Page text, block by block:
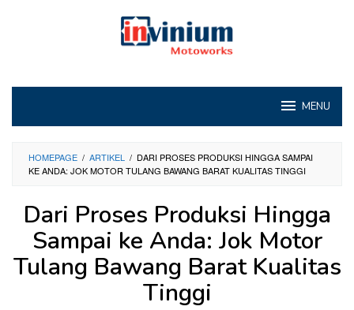
MENU
HOMEPAGE / ARTIKEL / DARI PROSES PRODUKSI HINGGA SAMPAI
KE ANDA: JOK MOTOR TULANG BAWANG BARAT KUALITAS TINGGI
Dari Proses Produksi Hingga
Sampai ke Anda: Jok Motor
Tulang Bawang Barat Kualitas
Tinggi